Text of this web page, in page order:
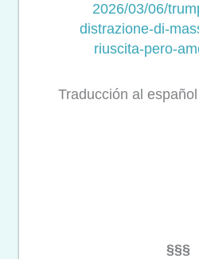
2026/03/06/
distrazione-di-
riuscita-pero-
Traducción al
§§§